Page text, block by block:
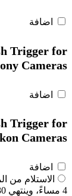
اضافة
Trigger for
Cameras
اضافة
Trigger for
Cameras
اضافة
الاستلام من
4 مساءً، وينتهي 4:30 مساءً.